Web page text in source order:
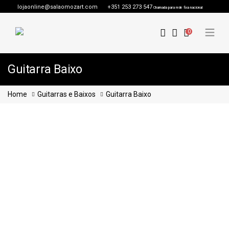
lojaonline@salaomozart.com +351 253 273 547 Chamada para rede fixa nacional
0
Guitarra Baixo
Home Guitarras e Baixos Guitarra Baixo